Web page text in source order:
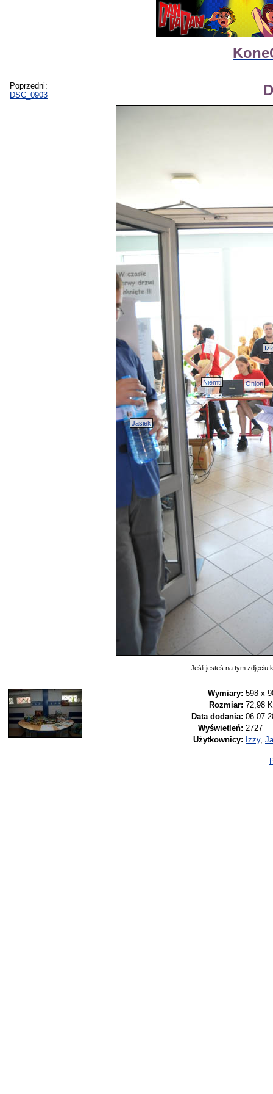
Poprzedni:
DSC_0903
Jasiek
Niemti Onion
Jeśli jesteś na tym zdjęciu
Wymiary: 598 x
Rozmiar: 72,98
Data dodania:
Wyświetleń: 2727
Użytkownicy: Izzy,